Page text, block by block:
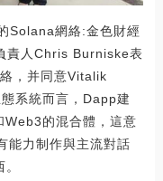
Solana網絡:金色財經
責人Chris Burniske表
，并同意Vitalik
系統而言，Dapp建
Web3的混合體，這意
能力制作與主流對話